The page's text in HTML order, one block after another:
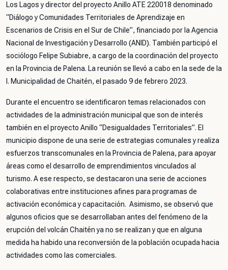
Los Lagos y director del proyecto Anillo ATE 220018 denominado
“Diálogo y Comunidades Territoriales de Aprendizaje en
Escenarios de Crisis en el Sur de Chile”, financiado por la Agencia
Nacional de Investigación y Desarrollo (ANID). También participó el
sociólogo Felipe Subiabre, a cargo de la coordinación del proyecto
en la Provincia de Palena. La reunión se llevó a cabo en la sede de la
I. Municipalidad de Chaitén, el pasado 9 de febrero 2023.
Durante el encuentro se identificaron temas relacionados con
actividades de la administración municipal que son de interés
también en el proyecto Anillo “Desigualdades Territoriales”. El
municipio dispone de una serie de estrategias comunales y realiza
esfuerzos transcomunales en la Provincia de Palena, para apoyar
áreas como el desarrollo de emprendimientos vinculados al
turismo. A ese respecto, se destacaron una serie de acciones
colaborativas entre instituciones afines para programas de
activación económica y capacitación. Asimismo, se observó que
algunos oficios que se desarrollaban antes del fenómeno de la
erupción del volcán Chaitén ya no se realizan y que en alguna
medida ha habido una reconversión de la población ocupada hacia
actividades como las comerciales.